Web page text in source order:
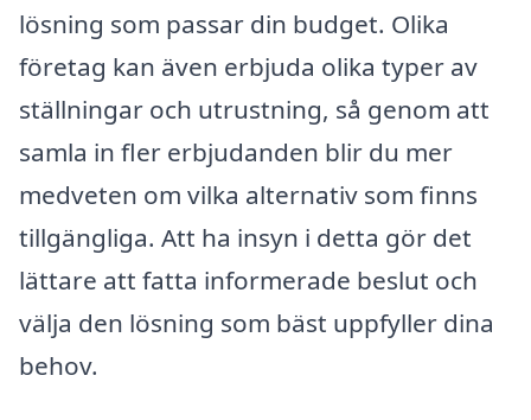
lösning som passar din budget. Olika
företag kan även erbjuda olika typer av
ställningar och utrustning, så genom att
samla in fler erbjudanden blir du mer
medveten om vilka alternativ som finns
tillgängliga. Att ha insyn i detta gör det
lättare att fatta informerade beslut och
välja den lösning som bäst uppfyller dina
behov.